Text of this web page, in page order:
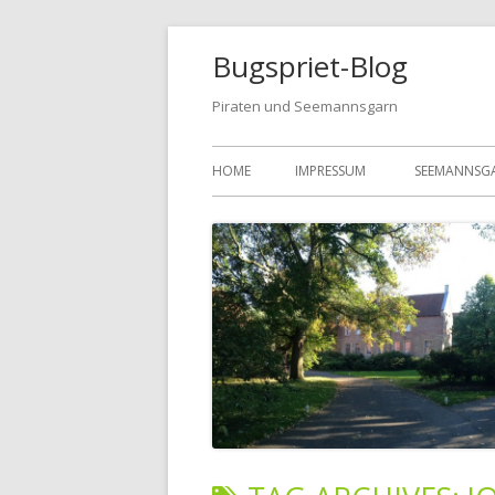
Bugspriet-Blog
Piraten und Seemannsgarn
HOME IMPRESSUM